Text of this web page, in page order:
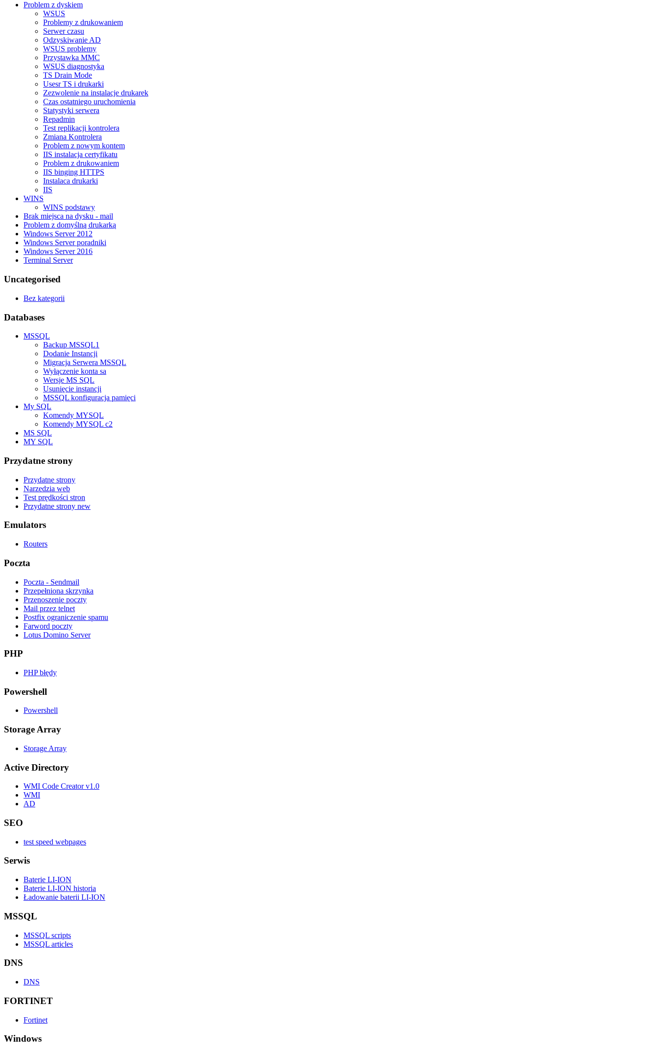
Problem z dyskiem
WSUS
Problemy z drukowaniem
Serwer czasu
Odzyskiwanie AD
WSUS problemy
Przystawka MMC
WSUS diagnostyka
TS Drain Mode
Usesr TS i drukarki
Zezwolenie na instalacje drukarek
Czas ostatniego uruchomienia
Statystyki serwera
Repadmin
Test replikacji kontrolera
Zmiana Kontrolera
Problem z nowym kontem
IIS instalacja certyfikatu
Problem z drukowaniem
IIS binging HTTPS
Instalaca drukarki
IIS
WINS
WINS podstawy
Brak miejsca na dysku - mail
Problem z domyślną drukarką
Windows Server 2012
Windows Server poradniki
Windows Server 2016
Terminal Server
Uncategorised
Bez kategorii
Databases
MSSQL
Backup MSSQL1
Dodanie Instancji
Migracja Serwera MSSQL
Wyłączenie konta sa
Wersje MS SQL
Usunięcie instancji
MSSQL konfiguracja pamięci
My SQL
Komendy MYSQL
Komendy MYSQL c2
MS SQL
MY SQL
Przydatne strony
Przydatne strony
Narzedzia web
Test prędkości stron
Przydatne strony new
Emulators
Routers
Poczta
Poczta - Sendmail
Przepełniona skrzynka
Przenoszenie poczty
Mail przez telnet
Postfix ograniczenie spamu
Farword poczty
Lotus Domino Server
PHP
PHP błędy
Powershell
Powershell
Storage Array
Storage Array
Active Directory
WMI Code Creator v1.0
WMI
AD
SEO
test speed webpages
Serwis
Baterie LI-ION
Baterie LI-ION historia
Ładowanie baterii LI-ION
MSSQL
MSSQL scripts
MSSQL articles
DNS
DNS
FORTINET
Fortinet
Windows